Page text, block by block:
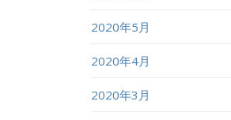
2020年5月
2020年4月
2020年3月